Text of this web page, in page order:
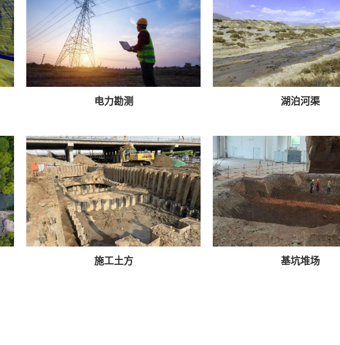
电力勘测 湖泊河渠
施工土方 基坑堆场